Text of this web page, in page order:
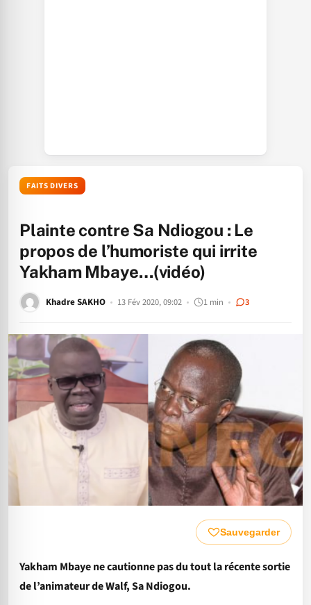
FAITS DIVERS
Plainte contre Sa Ndiogou : Le
propos de l’humoriste qui irrite
Yakham Mbaye…(vidéo)
Khadre SAKHO 13 Fév 2020, 09:02 1 min 3
Sauvegarder
Yakham Mbaye ne cautionne pas du tout la récente sortie
de l’animateur de Walf, Sa Ndiogou.